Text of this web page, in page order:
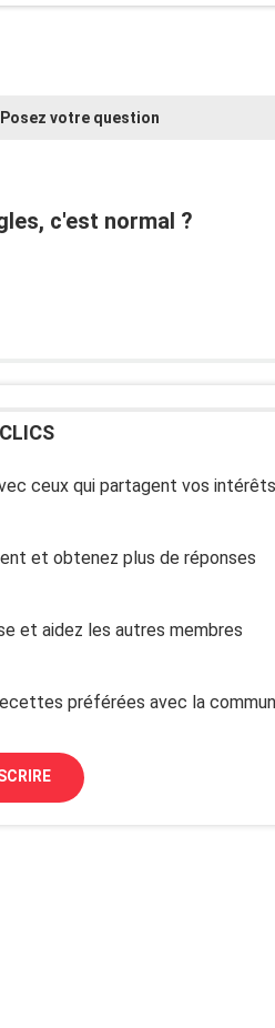
Posez votre question
c'est normal ?
ceux qui partagent vos intérêts
et obtenez plus de réponses
et aidez les autres membres
préférées avec la